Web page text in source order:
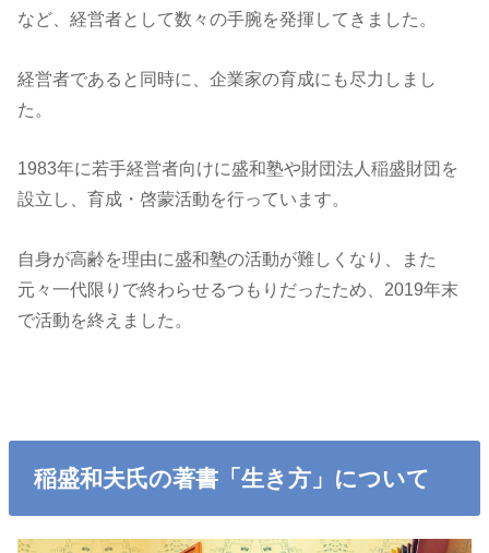
など、経営者として数々の手腕を発揮してきました。
経営者であると同時に、企業家の育成にも尽力しまし
た。
1983年に若手経営者向けに盛和塾や財団法人稲盛財団を
設立し、育成・啓蒙活動を行っています。
自身が高齢を理由に盛和塾の活動が難しくなり、また
元々一代限りで終わらせるつもりだったため、2019年末
で活動を終えました。
稲盛和夫氏の著書「生き方」について